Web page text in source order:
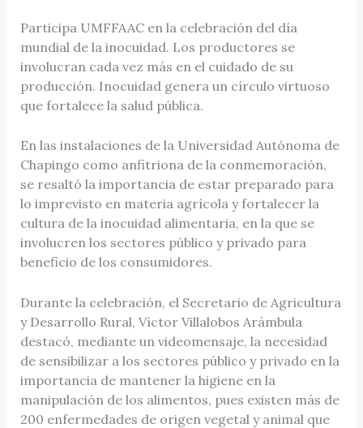
Participa UMFFAAC en la celebración del día
mundial de la inocuidad. Los productores se
involucran cada vez más en el cuidado de su
producción. Inocuidad genera un círculo virtuoso
que fortalece la salud pública.
En las instalaciones de la Universidad Autónoma de
Chapingo como anfitriona de la conmemoración,
se resaltó la importancia de estar preparado para
lo imprevisto en materia agrícola y fortalecer la
cultura de la inocuidad alimentaria, en la que se
involucren los sectores público y privado para
beneficio de los consumidores.
Durante la celebración, el Secretario de Agricultura
y Desarrollo Rural, Víctor Villalobos Arámbula
destacó, mediante un videomensaje, la necesidad
de sensibilizar a los sectores público y privado en la
importancia de mantener la higiene en la
manipulación de los alimentos, pues existen más de
200 enfermedades de origen vegetal y animal que